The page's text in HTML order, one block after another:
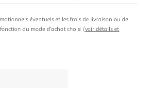
éventuels et les frais de livraison ou de
du mode d'achat choisi (voir détails et